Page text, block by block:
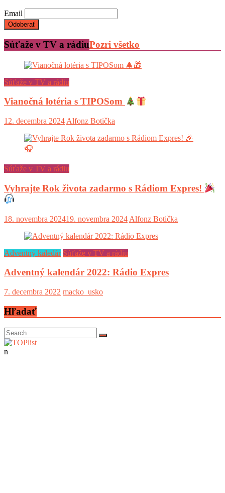
Email
Súťaže v TV a rádiuPozri všetko
Súťaže v TV a rádiu
Vianočná lotéria s TIPOSom
12. decembra 2024 Alfonz Botička
Súťaže v TV a rádiu
Vyhrajte Rok života zadarmo s Rádiom Expres!
18. novembra 202419. novembra 2024 Alfonz Botička
Adventný kaledár Súťaže v TV a rádiu
Adventný kalendár 2022: Rádio Expres
7. decembra 2022 macko_usko
Hľadať
n